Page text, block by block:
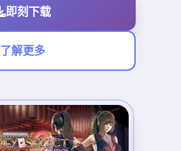
即刻下载
了解更多